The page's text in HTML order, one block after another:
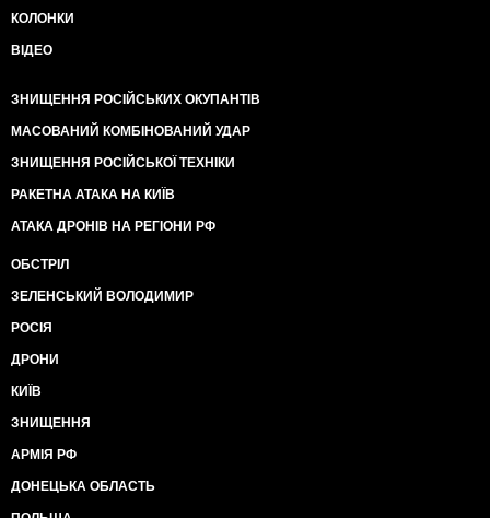
КОЛОНКИ
ВІДЕО
ЗНИЩЕННЯ РОСІЙСЬКИХ ОКУПАНТІВ
МАСОВАНИЙ КОМБІНОВАНИЙ УДАР
ЗНИЩЕННЯ РОСІЙСЬКОЇ ТЕХНІКИ
РАКЕТНА АТАКА НА КИЇВ
АТАКА ДРОНІВ НА РЕГІОНИ РФ
ОБСТРІЛ
ЗЕЛЕНСЬКИЙ ВОЛОДИМИР
РОСІЯ
ДРОНИ
КИЇВ
ЗНИЩЕННЯ
АРМІЯ РФ
ДОНЕЦЬКА ОБЛАСТЬ